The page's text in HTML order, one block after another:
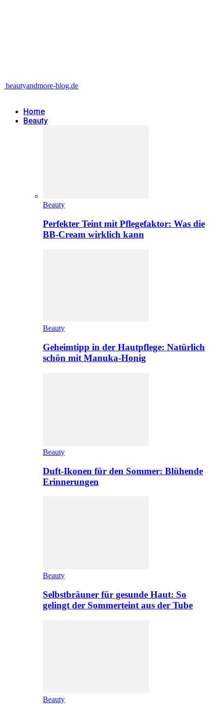
beautyandmore-blog.de
Home
Beauty
Beauty
Perfekter Teint mit Pflegefaktor: Was die
BB-Cream wirklich kann
Beauty
Geheimtipp in der Hautpflege: Natürlich
schön mit Manuka-Honig
Beauty
Duft-Ikonen für den Sommer: Blühende
Erinnerungen
Beauty
Selbstbräuner für gesunde Haut: So
gelingt der Sommerteint aus der Tube
Beauty